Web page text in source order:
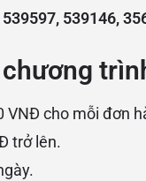
539597, 539146,
VNĐ cho mỗi đơn
trở lên.